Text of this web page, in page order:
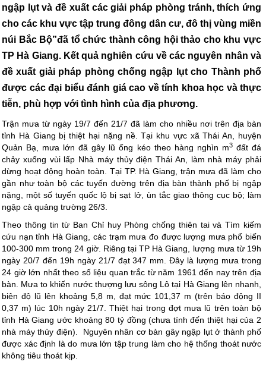
ngập lụt và đề xuất các giải pháp phòng tránh, thích ứng
cho các khu vực tập trung đông dân cư, đô thị vùng miền
núi Bắc Bộ”đã tổ chức thành công hội thảo cho khu vực
TP Hà Giang. Kết quả nghiên cứu về các nguyên nhân và
đề xuất giải pháp phòng chống ngập lụt cho Thành phố
được các đại biểu đánh giá cao về tính khoa học và thực
tiễn, phù hợp với tình hình của địa phương.
Trận mưa từ ngày 19/7 đến 21/7 đã làm cho nhiều nơi trên địa bàn
tỉnh Hà Giang bị thiệt hại nặng nề. Tại khu vực xã Thái An, huyện
Quản Bạ, mưa lớn đã gây lũ ống kéo theo hàng nghìn m3đất đá
chảy xuống vùi lấp Nhà máy thủy điện Thái An, làm nhà máy phải
dừng hoạt động hoàn toàn. Tại TP. Hà Giang, trận mưa đã làm cho
gần như toàn bộ các tuyến đường trên địa bàn thành phố bị ngập
nặng, một số tuyến quốc lộ bị sạt lở, ùn tắc giao thông cục bộ; làm
ngập cả quảng trường 26/3.
Theo thông tin từ Ban Chỉ huy Phòng chống thiên tai và Tìm kiếm
cứu nạn tỉnh Hà Giang, các trạm mưa đo được lượng mưa phổ biến
100-300 mm trong 24 giờ. Riêng tại TP Hà Giang, lượng mưa từ 19h
ngày 20/7 đến 19h ngày 21/7 đạt 347 mm. Đây là lượng mưa trong
24 giờ lớn nhất theo số liệu quan trắc từ năm 1961 đến nay trên địa
bàn. Mưa to khiến nước thượng lưu sông Lô tại Hà Giang lên nhanh,
biên độ lũ lên khoảng 5,8 m, đạt mức 101,37 m (trên báo động II
0,37 m) lúc 10h ngày 21/7. Thiệt hại trong đợt mưa lũ trên toàn bộ
tỉnh Hà Giang ước khoảng 80 tỷ đồng (chưa tính đến thiệt hại của 2
nhà máy thủy điện). Nguyên nhân cơ bản gây ngập lụt ở thành phố
được xác định là do mưa lớn tập trung làm cho hệ thống thoát nước
không tiêu thoát kịp.